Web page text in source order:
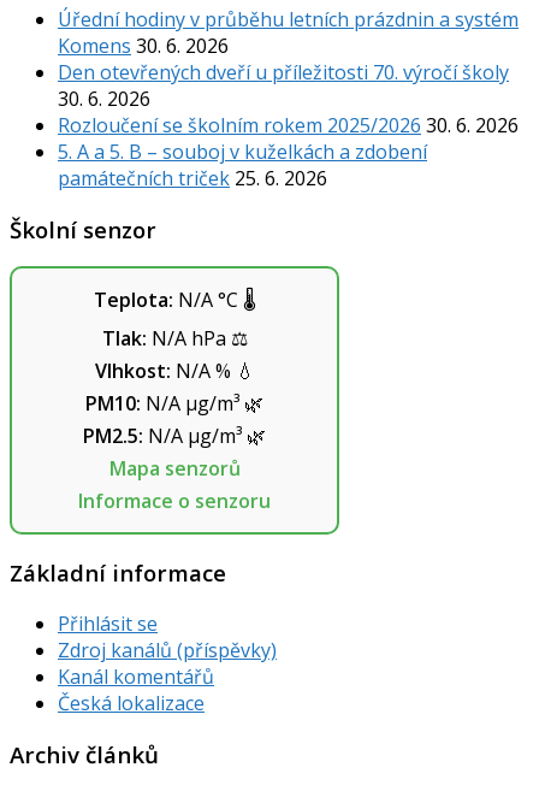
Úřední hodiny v průběhu letních prázdnin a systém
Komens 30. 6. 2026
Den otevřených dveří u příležitosti 70. výročí školy
30. 6. 2026
Rozloučení se školním rokem 2025/2026 30. 6. 2026
5. A a 5. B – souboj v kuželkách a zdobení
památečních triček 25. 6. 2026
Školní senzor
Teplota: N/A°C 🌡️
Tlak: N/AhPa ⚖️
Vlhkost: N/A% 💧
PM10: N/A µg/m³ 🌿
PM2.5: N/A µg/m³ 🌿
Mapa senzorů
Informace o senzoru
Základní informace
Přihlásit se
Zdroj kanálů (příspěvky)
Kanál komentářů
Česká lokalizace
Archiv článků